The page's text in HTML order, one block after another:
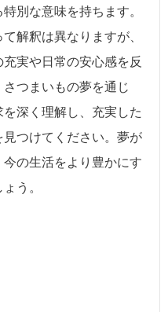
別な意味を持ちます。
解釈は異なりますが、
実や日常の安心感を反
つまいもの夢を通じ
深く理解し、充実した
つけてください。夢が
の生活をより豊かにす
う。